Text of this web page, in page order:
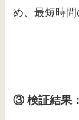
め、最短時間
③ 検証結果